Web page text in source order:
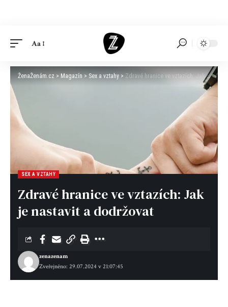
Aa
ŽenaŽenám.cz > Magazín> Sex a vztahy > Zdravé hranice ve vztazích: Jak je nastavit a dodržovat
SEX A VZTAHY
Zdravé hranice ve vztazích: Jak
je nastavit a dodržovat
Zveřejněno: 29.07.2024 v 21:07:45
zenazenam